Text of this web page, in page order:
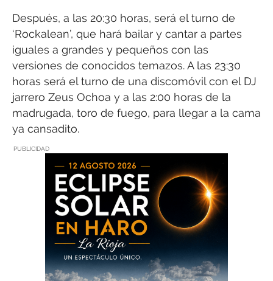
Después, a las 20:30 horas, será el turno de
‘Rockalean’, que hará bailar y cantar a partes
iguales a grandes y pequeños con las
versiones de conocidos temazos. A las 23:30
horas será el turno de una discomóvil con el DJ
jarrero Zeus Ochoa y a las 2:00 horas de la
madrugada, toro de fuego, para llegar a la cama
ya cansadito.
PUBLICIDAD